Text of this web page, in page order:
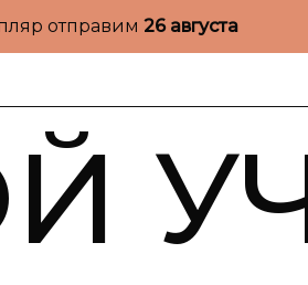
отправим 26 августа